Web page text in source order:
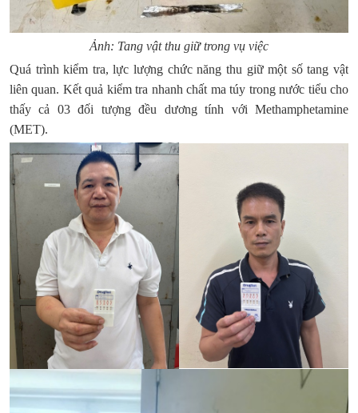
Ảnh: Tang vật thu giữ trong vụ việc
Quá trình kiểm tra, lực lượng chức năng thu giữ một số tang vật
liên quan. Kết quả kiểm tra nhanh chất ma túy trong nước tiểu cho
thấy cả 03 đối tượng đều dương tính với Methamphetamine
(MET).